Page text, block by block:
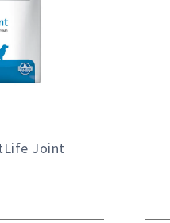
Joint